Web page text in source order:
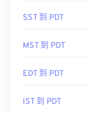
SST 到 PDT
MST 到 PDT
EDT 到 PDT
IST 到 PDT